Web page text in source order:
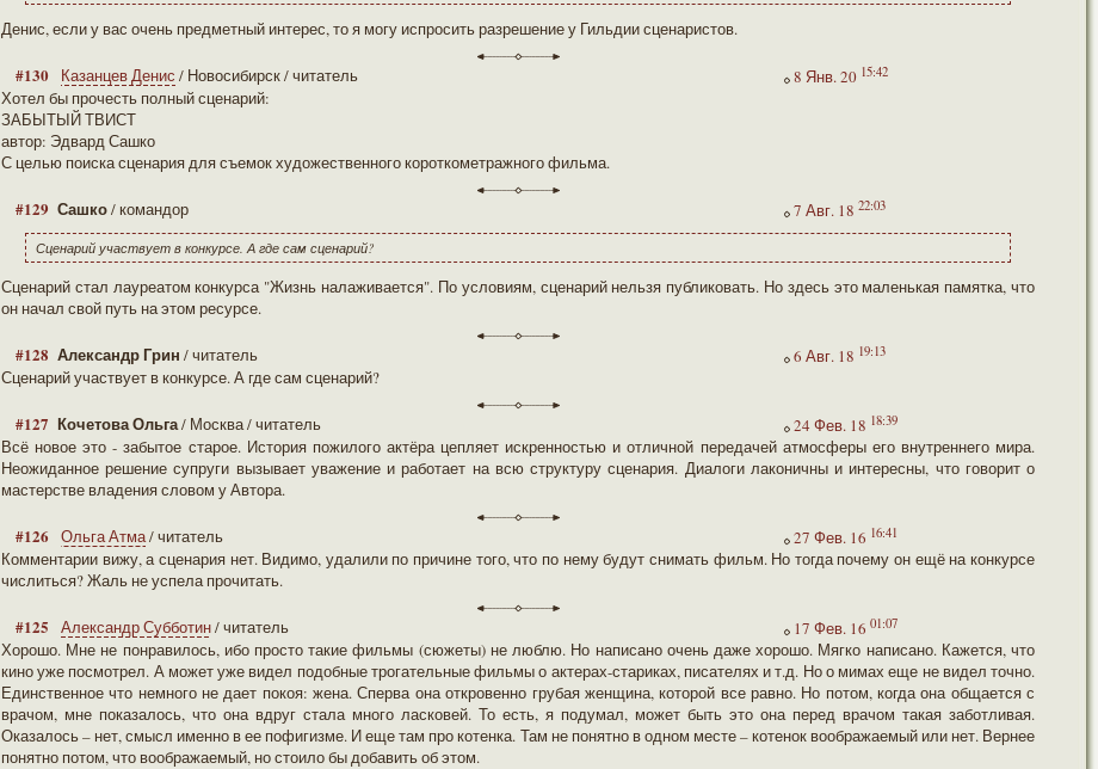
Денис, если у вас очень предметный интерес, то я могу испросить разрешение у Гильдии сценаристов.
#130 Казанцев Денис / Новосибирск / читатель 8 Янв. 20 15:42
Хотел бы прочесть полный сценарий:
ЗАБЫТЫЙ ТВИСТ
автор: Эдвард Сашко
С целью поиска сценария для съемок художественного короткометражного фильма.
#129 Сашко/ командор 7 Авг. 18 22:03
Сценарий участвует в конкурсе. А где сам сценарий?
Сценарий стал лауреатом конкурса "Жизнь налаживается". По условиям, сценарий нельзя публиковать. Но здесь это маленькая памятка, что
он начал свой путь на этом ресурсе.
#128 Александр Грин / читатель 6 Авг. 18 19:13
Сценарий участвует в конкурсе. А где сам сценарий?
#127 Кочетова Ольга/ Москва / читатель 24 Фев. 18 18:39
Всё новое это - забытое старое. История пожилого актёра цепляет искренностью и отличной передачей атмосферы его внутреннего мира.
Неожиданное решение супруги вызывает уважение и работает на всю структуру сценария. Диалоги лаконичны и интересны, что говорит о
мастерстве владения словом у Автора.
#126 Ольга Атма/ читатель 27 Фев. 16 16:41
Комментарии вижу, а сценария нет. Видимо, удалили по причине того, что по нему будут снимать фильм. Но тогда почему он ещё на конкурсе
числиться? Жаль не успела прочитать.
#125 Александр Субботин/ читатель 17 Фев. 16 01:07
Хорошо. Мне не понравилось, ибо просто такие фильмы (сюжеты) не люблю. Но написано очень даже хорошо. Мягко написано. Кажется, что
кино уже посмотрел. А может уже видел подобные трогательные фильмы о актерах-стариках, писателях и т.д. Но о мимах еще не видел точно.
Единственное что немного не дает покоя: жена. Сперва она откровенно грубая женщина, которой все равно. Но потом, когда она общается с
врачом, мне показалось, что она вдруг стала много ласковей. То есть, я подумал, может быть это она перед врачом такая заботливая.
Оказалось – нет, смысл именно в ее пофигизме. И еще там про котенка. Там не понятно в одном месте – котенок воображаемый или нет. Вернее
понятно потом, что воображаемый, но стоило бы добавить об этом.